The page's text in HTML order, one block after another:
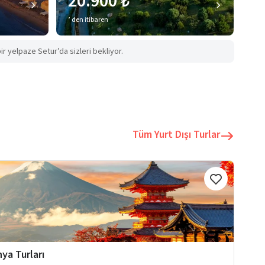
’ den itibaren
yelpaze Setur’da sizleri bekliyor.
Tüm Yurt Dışı Turlar
Turları